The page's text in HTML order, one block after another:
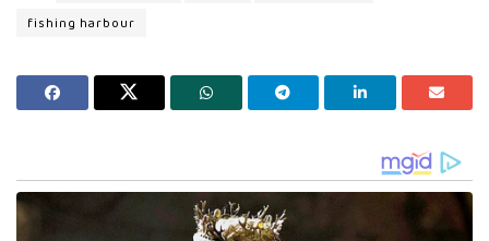
fishing harbour